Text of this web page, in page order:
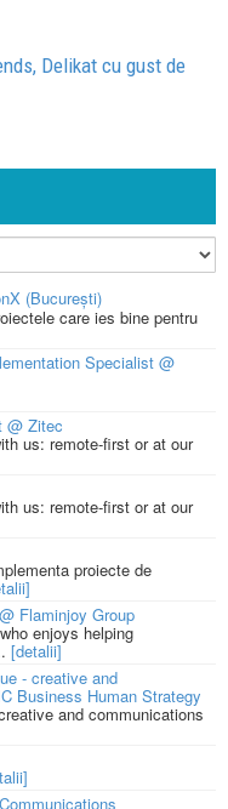
Delikat cu gust de
(București)
care ies bine pentru
Specialist @
@ Zitec
us: remote-first or at our
us: remote-first or at our
proiecte de
Flaminjoy Group
enjoys helping
[detalii]
- creative and
Business Human Strategy
and communications